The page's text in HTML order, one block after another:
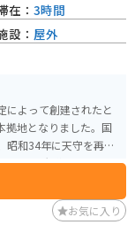
によって創建されたと
拠地となりました。国
昭和34年に天守を再建
堅城であり、かつて
られています。
在： 3時間
設： 屋外
お気に入り